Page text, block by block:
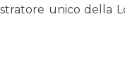
unico della